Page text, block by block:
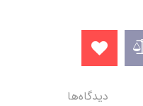
دیدگاه‌ها